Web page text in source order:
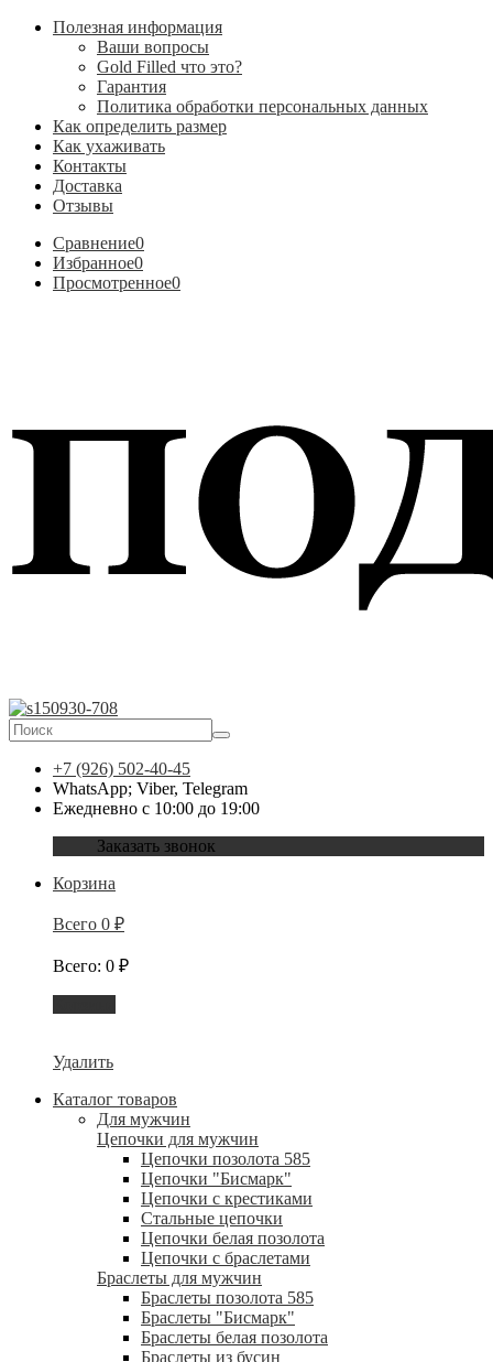
Полезная информация
Ваши вопросы
Gold Filled что это?
Гарантия
Политика обработки персональных данных
Как определить размер
Как ухаживать
Контакты
Доставка
Отзывы
Сравнение0
Избранное0
Просмотренное0
+7 (926) 502-40-45
WhatsApp; Viber, Telegram
Ежедневно с 10:00 до 19:00
Заказать звонок
Корзина
Всего 0 ₽
Всего: 0 ₽
Удалить
Каталог товаров
Для мужчин
Цепочки для мужчин
Цепочки позолота 585
Цепочки "Бисмарк"
Цепочки с крестиками
Стальные цепочки
Цепочки белая позолота
Цепочки с браслетами
Браслеты для мужчин
Браслеты позолота 585
Браслеты "Бисмарк"
Браслеты белая позолота
Браслеты из бусин